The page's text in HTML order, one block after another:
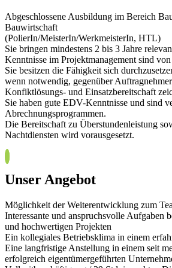
Abgeschlossene Ausbildung im Bereich
Bauwirtschaft
(PolierIn/MeisterIn/WerkmeisterIn, HTL)
Sie bringen mindestens 2 bis 3 Jahre
Kenntnisse im Projektmanagement sind
Sie besitzen die Fähigkeit sich
wenn notwendig, gegenüber
Konfiktlösungs- und Einsatzbereitschaft
Sie haben gute EDV-Kenntnisse und sind
Abrechnungsprogrammen.
Die Bereitschaft zu Überstundenleistung
Nachtdiensten wird vorausgesetzt.
Unser Angebot
Möglichkeit der Weiterentwicklung zum
Interessante und anspruchsvolle Aufgaben
und hochwertigen Projekten
Ein kollegiales Betriebsklima in einem
Eine langfristige Anstellung in einem seit
erfolgreich eigentümergeführten